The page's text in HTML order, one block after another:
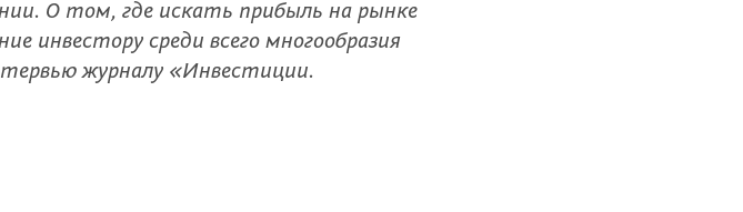
О том, где искать прибыль на рынке
инвестору среди всего многообразия
журналу «Инвестиции.